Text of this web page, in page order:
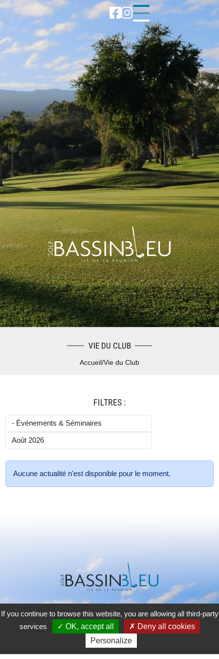
VIE DU CLUB
Accueil/Vie du Club
FILTRES :
Aucune actualité n'est disponible pour le moment.
GOLF DU BASSIN BLEU
75 rue du Golf - Villèle
97435 Saint-Gilles-Les-Hauts, Réunion
If you continue to browse this website, you are allowing all third-party
services
OK, accept all
Deny all cookies
Personalize